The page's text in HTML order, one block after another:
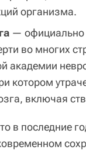
организма.
—
во многих
академии
котором
включая
в последние